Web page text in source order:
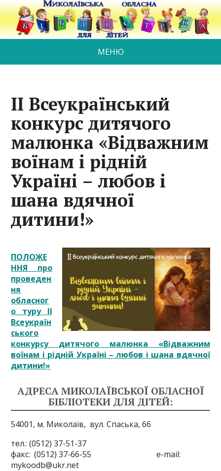
МЕНЮ
II Всеукраїнський
конкурс дитячого
малюнка «Відважним
воїнам і рідній
Україні – любов і
шана вдячної
дитини!»
ПОЛОЖЕ
ННЯ про
проведен
ня
обласног
о туру ІІ
Всеукраїн
ського
конкурсу дитячого малюнка «Відважним
воїнам і рідній Україні – любов і шана вдячної
дитини!»
АДРЕСА МИКОЛАЇВСЬКОЇ ОБЛАСНОЇ
БІБЛІОТЕКИ ДЛЯ ДІТЕЙ:
54001, м. Миколаїв, вул. Спаська, 66
тел.: (0512) 37-51-37
факс: (0512) 37-66-55 e-mail:
mykoodb@ukr.net